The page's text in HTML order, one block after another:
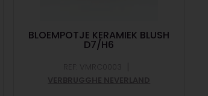
BLOEMPOTJE KERAMIEK BLUSH
D7/H6
|
VERBRUGGHE NEVERLAND